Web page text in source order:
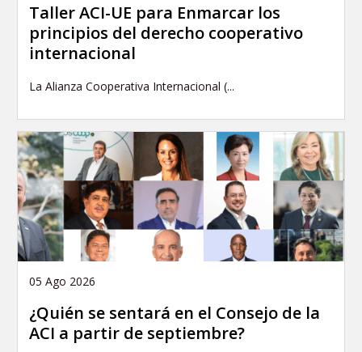
Taller ACI-UE para Enmarcar los
principios del derecho cooperativo
internacional
La Alianza Cooperativa Internacional (...
05 Ago 2026
¿Quién se sentará en el Consejo de la
ACI a partir de septiembre?